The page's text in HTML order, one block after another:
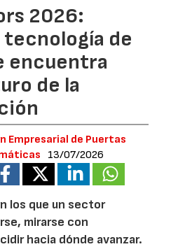
2026:
tecnología de
encuentra
de la
Empresarial de Puertas
13/07/2026
los que un sector
mirarse con
hacia dónde avanzar.